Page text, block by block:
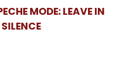
MODE: LEAVE IN
SILENCE